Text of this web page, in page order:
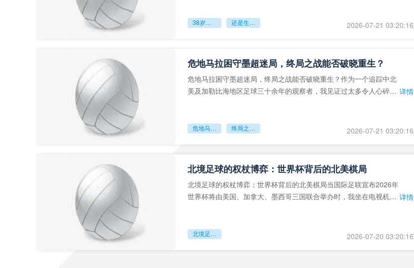
38岁赌上一切：世界杯的绝唱 还是生命的最后冲刺？ 2026-07-21 03:20:16
危地马拉困守墨超迷局，终局之战能否破晓重生？
危地马拉困守墨超迷局，终局之战能否破晓重生？作为一个追踪中北
美及加勒比海地区足球三十余年的观察者，我见证过太多令人心碎的 详情
危地马拉困守墨超迷局 终局之战能否破晓重生？ 2026-07-21 03:20:16
北境足球的权杖博弈：世界杯背后的北美棋局
北境足球的权杖博弈：世界杯背后的北美棋局当国际足联宣布2026年
世界杯将由美国、加拿大、墨西哥三国联合举办时，我坐在电视机
详情
北境足球的权杖博弈：世界杯背后的北美棋局 2026-07-20 03:20:16